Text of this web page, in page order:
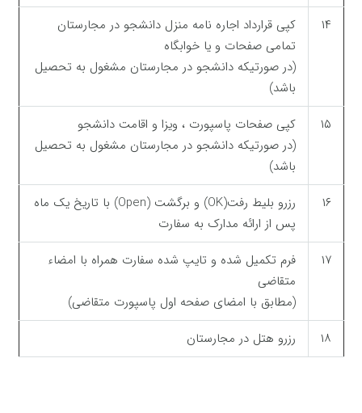
۱۴
کپی قرارداد اجاره نامه منزل دانشجو در مجارستان
تمامی صفحات و یا خوابگاه
(در صورتیکه دانشجو در مجارستان مشغول به تحصیل
باشد)
۱۵
کپی صفحات پاسپورت ، ویزا و اقامت دانشجو
(در صورتیکه دانشجو در مجارستان مشغول به تحصیل
باشد)
۱۶
رزرو بلیط رفت(OK) و برگشت (Open) با تاریخ یک ماه
پس از ارائه مدارک به سفارت
۱۷
فرم تکمیل شده و تایپ شده سفارت همراه با امضاء
متقاضی
(مطابق با امضای صفحه اول پاسپورت متقاضی)
۱۸
رزرو هتل در مجارستان